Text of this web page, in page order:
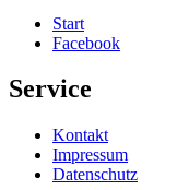
Start
Facebook
Service
Kontakt
Impressum
Datenschutz